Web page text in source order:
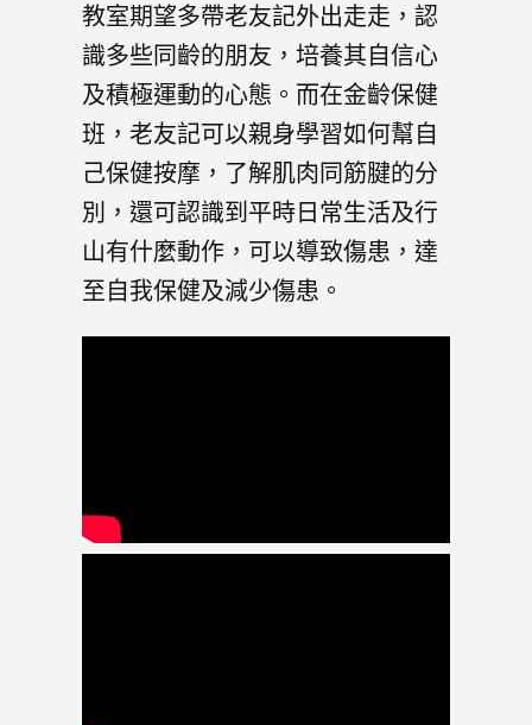
教室期望多帶老友記外出走走，認
識多些同齡的朋友，培養其自信心
及積極運動的心態。而在金齡保健
班，老友記可以親身學習如何幫自
己保健按摩，了解肌肉同筋腱的分
別，還可認識到平時日常生活及行
山有什麼動作，可以導致傷患，達
至自我保健及減少傷患。